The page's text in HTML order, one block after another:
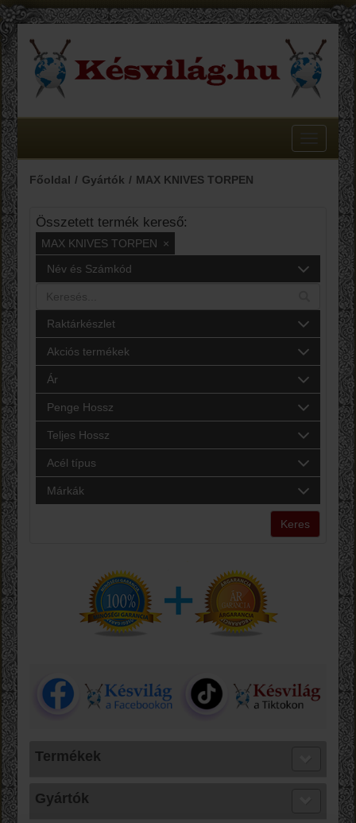
Toggle
Főoldal
Gyártók MAX KNIVES TORPEN
Összetett termék kereső:
MAX KNIVES TORPEN ×
Név és Számkód
Raktárkészlet
Akciós termékek
Ár
Penge Hossz
Teljes Hossz
Acél típus
Márkák
Keres
Termékek
Gyártók